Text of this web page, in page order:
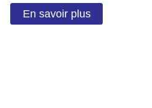
En savoir plus